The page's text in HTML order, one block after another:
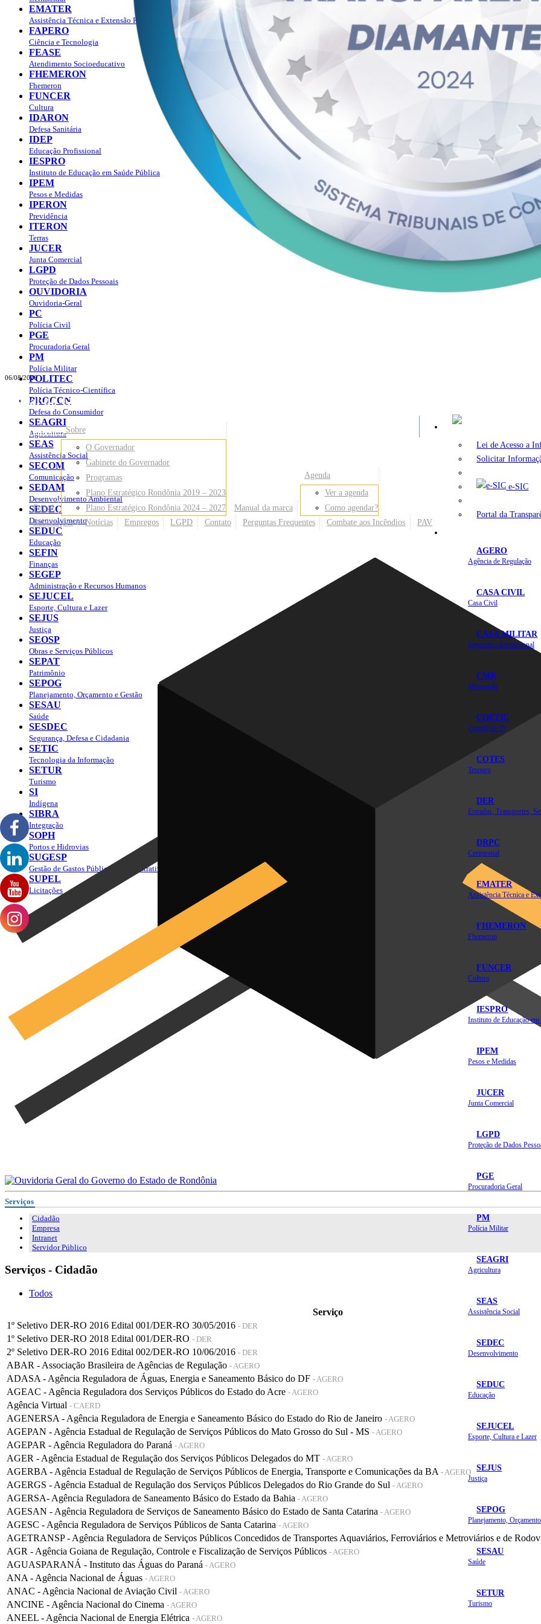
06/08/2026
Portal do Governo do
Governode Rondônia
Lei de Acesso a
Solicitar
e-SIC
Portal da
AGERO
Agência de Regulação
CASA CIVIL
Casa Civil
CASA MILITAR
Segurança Institucional
CMR
Mineração
COETIC
Comitê de TI
COTES
Tesouro
DER
DRPC
Cerimonial
EMATER
FHEMERON
Fhemeron
FUNCER
Cultura
IESPRO
IPEM
Pesos e Medidas
JUCER
Junta Comercial
LGPD
Proteção de Dados
PGE
Procuradoria Geral
PM
Polícia Militar
SEAGRI
Agricultura
SEAS
Assistência Social
SEDEC
Desenvolvimento
SEDUC
Educação
SEJUCEL
Esporte, Cultura e Lazer
SEJUS
Justiça
SEPOG
SESAU
Saúde
SETUR
Turismo
Portal
Sobre
O Governador
Gabinete do Governador
Programas
Plano Estratégico Rondônia 2019 – 2023
Plano Estratégico Rondônia 2024 – 2027
Manual da marca
Agenda
Ver a agenda
Como agendar?
Publicações
Notícias Empregos LGPD Contato Perguntas Frequentes Combate aos Incêndios PAV
EMATER
Assistência Técnica e Extensão Rural
FAPERO
Ciência e Tecnologia
FEASE
Atendimento Socioeducativo
FHEMERON
Fhemeron
FUNCER
Cultura
IDARON
Defesa Sanitária
IDEP
Educação Profissional
IESPRO
Instituto de Educação em Saúde Pública
IPEM
Pesos e Medidas
IPERON
Previdência
ITERON
Terras
JUCER
Junta Comercial
LGPD
Proteção de Dados Pessoais
OUVIDORIA
Ouvidoria-Geral
PC
Polícia Civil
PGE
Procuradoria Geral
PM
Polícia Militar
POLITEC
Polícia Técnico-Científica
PROCON
Defesa do Consumidor
SEAGRI
Agricultura
SEAS
Assistência Social
SECOM
Comunicação
SEDAM
Desenvolvimento Ambiental
SEDEC
Desenvolvimento
SEDUC
Educação
SEFIN
Finanças
SEGEP
Administração e Recursos Humanos
SEJUCEL
Esporte, Cultura e Lazer
SEJUS
Justiça
SEOSP
Obras e Serviços Públicos
SEPAT
Patrimônio
SEPOG
Planejamento, Orçamento e Gestão
SESAU
Saúde
SESDEC
Segurança, Defesa e Cidadania
SETIC
Tecnologia da Informação
SETUR
Turismo
SI
Indígena
SIBRA
Integração
SOPH
Portos e Hidrovias
SUGESP
Gestão de Gastos Públicos Administrativos
SUPEL
Licitações
Serviços
Cidadão
Empresa
Intranet
Servidor Público
Serviços - Cidadão
Todos
Serviço
1º Seletivo DER-RO 2016 Edital 001/DER-RO 30/05/2016 - DER
1º Seletivo DER-RO 2018 Edital 001/DER-RO - DER
2º Seletivo DER-RO 2016 Edital 002/DER-RO 10/06/2016 - DER
ABAR - Associação Brasileira de Agências de Regulação - AGERO
ADASA - Agência Reguladora de Águas, Energia e Saneamento Básico do DF - AGERO
AGEAC - Agência Reguladora dos Serviços Públicos do Estado do Acre - AGERO
Agência Virtual - CAERD
AGENERSA - Agência Reguladora de Energia e Saneamento Básico do Estado do Rio de Janeiro - AGERO
AGEPAN - Agência Estadual de Regulação de Serviços Públicos do Mato Grosso do Sul - MS - AGERO
AGEPAR - Agência Reguladora do Paraná - AGERO
AGER - Agência Estadual de Regulação dos Serviços Públicos Delegados do MT - AGERO
AGERBA - Agência Estadual de Regulação de Serviços Públicos de Energia, Transporte e Comunicações da BA - AGERO
AGERGS - Agência Estadual de Regulação dos Serviços Públicos Delegados do Rio Grande do Sul - AGERO
AGERSA- Agência Reguladora de Saneamento Básico do Estado da Bahia - AGERO
AGESAN - Agência Reguladora de Serviços de Saneamento Básico do Estado de Santa Catarina - AGERO
AGESC - Agência Reguladora de Serviços Públicos de Santa Catarina - AGERO
AGETRANSP - Agência Reguladora de Serviços Públicos Concedidos de Transportes Aquaviários, Ferroviários e Metroviários e de
AGR - Agência Goiana de Regulação, Controle e Fiscalização de Serviços Públicos - AGERO
AGUASPARANÁ - Instituto das Águas do Paraná - AGERO
ANA - Agência Nacional de Águas - AGERO
ANAC - Agência Nacional de Aviação Civil - AGERO
ANCINE - Agência Nacional do Cinema - AGERO
ANEEL - Agência Nacional de Energia Elétrica - AGERO